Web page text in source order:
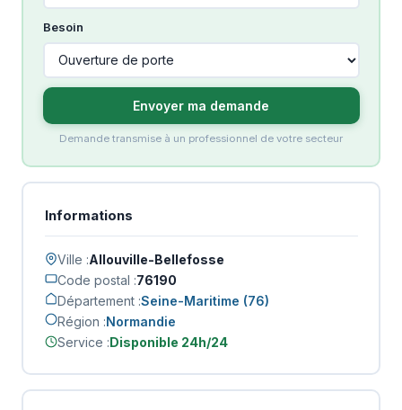
Besoin
Envoyer ma demande
Demande transmise à un professionnel de votre secteur
Informations
Ville :Allouville-Bellefosse
Code postal :76190
Département :Seine-Maritime (76)
Région :Normandie
Service :Disponible 24h/24